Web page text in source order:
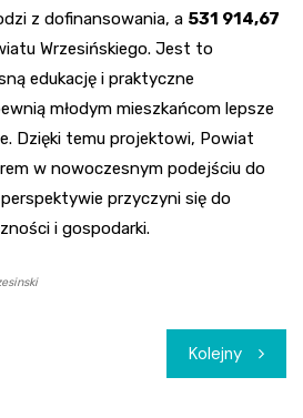
z dofinansowania, a 531 914,67
Wrzesińskiego. Jest to
edukację i praktyczne
młodym mieszkańcom lepsze
Dzięki temu projektowi, Powiat
w nowoczesnym podejściu do
przyczyni się do
i gospodarki.
Kolejny